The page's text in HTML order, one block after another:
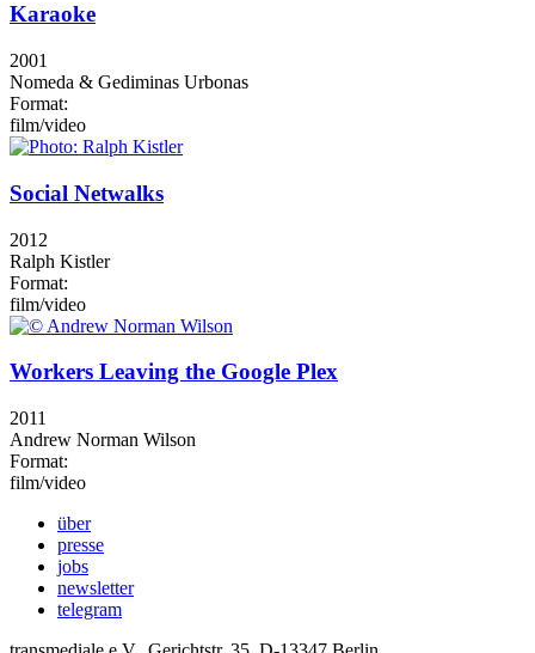
Karaoke
2001
Nomeda & Gediminas Urbonas
Format:
film/video
Social Netwalks
2012
Ralph Kistler
Format:
film/video
Workers Leaving the Google Plex
2011
Andrew Norman Wilson
Format:
film/video
über
presse
jobs
newsletter
telegram